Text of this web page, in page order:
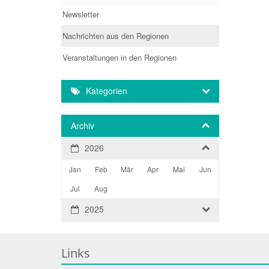
Newsletter
Nachrichten aus den Regionen
Veranstaltungen in den Regionen
Kategorien
Archiv
2026
Jan Feb Mär Apr Mai
Jun
Jul
Aug
2025
Links